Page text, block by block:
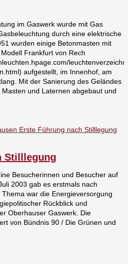
im Gaswerk wurde mit Gas
durch eine elektrische
wurden einige Betonmasten mit
Frankfurt von Rech
aufgestellt, im Innenhof, am
Mit der Sanierung des Geländes
und Laternen abgebaut und
Stilllegung
Besucherinnen und Besucher auf
2003 gab es erstmals nach
war die Energieversorgung
Rückblick und
Oberhauser Gaswerk. Die
von Bündnis 90 / Die Grünen und